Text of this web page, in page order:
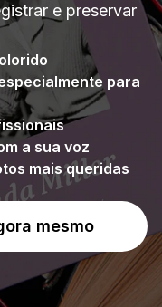
e preservar
para
a sua voz
mais queridas
mesmo